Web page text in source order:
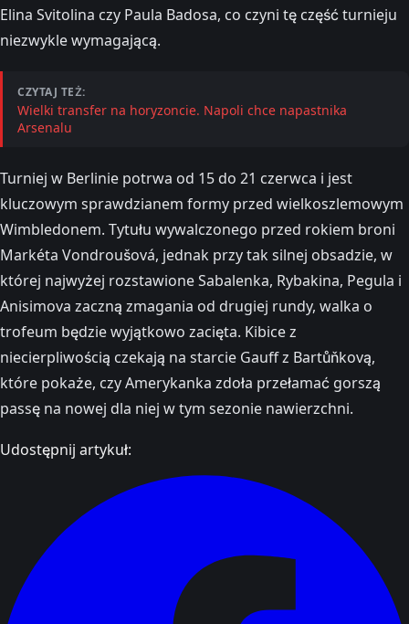
Elina Svitolina czy Paula Badosa, co czyni tę część turnieju
niezwykle wymagającą.
CZYTAJ TEŻ:
Wielki transfer na horyzoncie. Napoli chce napastnika
Arsenalu
Turniej w Berlinie potrwa od 15 do 21 czerwca i jest
kluczowym sprawdzianem formy przed wielkoszlemowym
Wimbledonem. Tytułu wywalczonego przed rokiem broni
Markéta Vondroušová, jednak przy tak silnej obsadzie, w
której najwyżej rozstawione Sabalenka, Rybakina, Pegula i
Anisimova zaczną zmagania od drugiej rundy, walka o
trofeum będzie wyjątkowo zacięta. Kibice z
niecierpliwością czekają na starcie Gauff z Bartůňkovą,
które pokaże, czy Amerykanka zdoła przełamać gorszą
passę na nowej dla niej w tym sezonie nawierzchni.
Udostępnij artykuł: